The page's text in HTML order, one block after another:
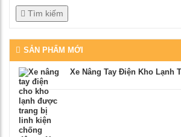
Tìm kiếm
SẢN PHẨM MỚI
Xe Nâng Tay Điện Kho Lạnh